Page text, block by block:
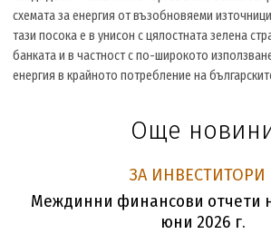
схемата за енергия от възобновяеми
тази посока е в унисон с цялостната зелена
банката и в частност с по-широкото
енергия в крайното потребление на
Още
ЗА ИНВЕСТИТОРИ
Междинни финансови отчети
юни 2026 г.